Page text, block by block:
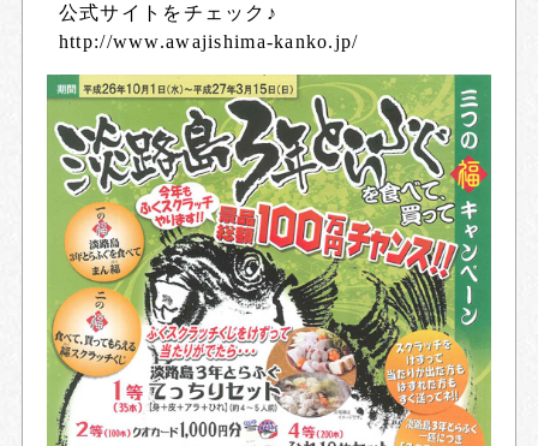
公式サイトをチェック♪
http://www.awajishima-kanko.jp/